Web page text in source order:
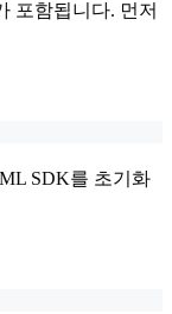
포함됩니다. 먼저
SDK를 초기화